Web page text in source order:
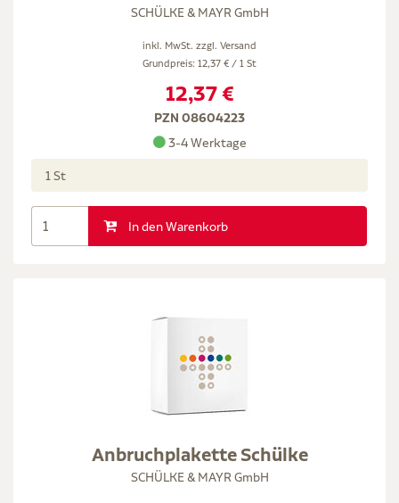
SCHÜLKE & MAYR GmbH
inkl. MwSt. zzgl. Versand
Grundpreis: 12,37 € / 1 St
12,37 €
PZN 08604223
3-4 Werktage
1 St
In den Warenkorb
Anbruchplakette Schülke
SCHÜLKE & MAYR GmbH